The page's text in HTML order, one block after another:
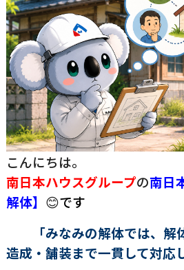
こんにちは。
南日本ハウスグループの南日
解体】 😊です
「みなみの解体では、解
造成・舗装まで一貫して対応